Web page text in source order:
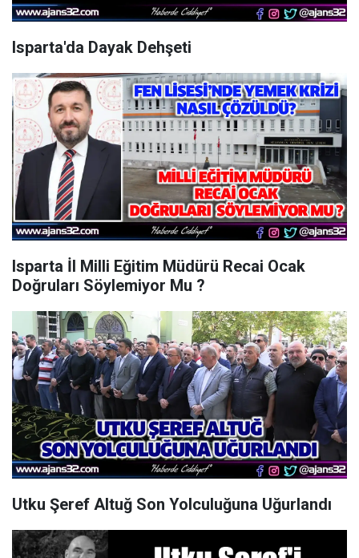
Isparta'da Dayak Dehşeti
Isparta İl Milli Eğitim Müdürü Recai Ocak
Doğruları Söylemiyor Mu ?
Utku Şeref Altuğ Son Yolculuğuna Uğurlandı